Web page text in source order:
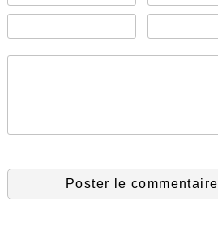
Poster le commentaire